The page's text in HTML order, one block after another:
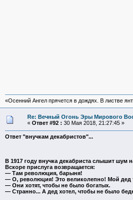
«Осенний Ангел прячется в дождях. В листве
Re: Вечный Огонь Эры Мирового
« Ответ #92 : 30 Мая 2018, 21:27:45 »
Ответ "внучкам декабристов"...
В 1917 году внучка декабриста слышит шум
Вскоре прислуга возвращается:
— Там революция, барыня!
— О, революция! Это великолепно! Мой дед
— Они хотят, чтобы не было богатых.
— Странно... А дед хотел, чтобы не было